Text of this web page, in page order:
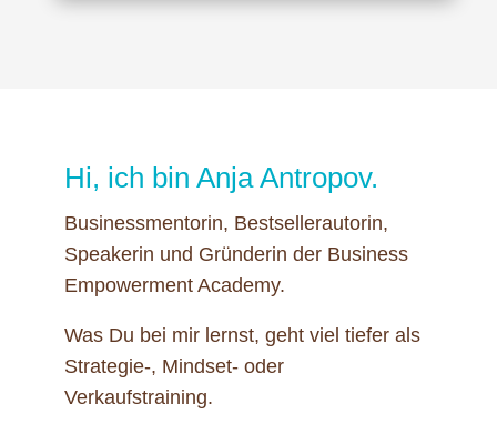
Hi, ich bin Anja Antropov.
Businessmentorin, Bestsellerautorin,
Speakerin und Gründerin der Business
Empowerment Academy.
Was Du bei mir lernst, geht viel tiefer als
Strategie-, Mindset- oder
Verkaufstraining.